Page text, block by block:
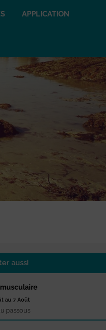
APPLICATION
aussi
musculaire
au 7 Août
passous